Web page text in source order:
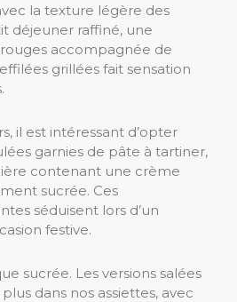
la texture légère des
déjeuner raffiné, une
accompagnée de
grillées fait sensation
il est intéressant d’opter
garnies de pâte à tartiner,
contenant une crème
sucrée. Ces
séduisent lors d’un
festive.
sucrée. Les versions salées
dans nos assiettes, avec